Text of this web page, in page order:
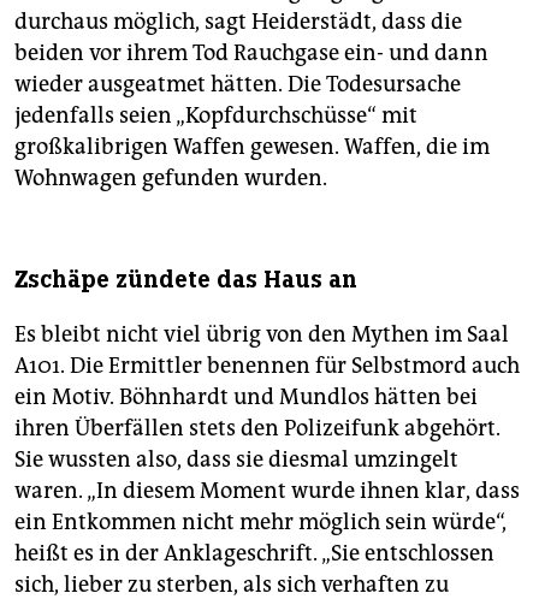
durchaus möglich, sagt Heiderstädt, dass die
beiden vor ihrem Tod Rauchgase ein- und dann
wieder ausgeatmet hätten. Die Todesursache
jedenfalls seien „Kopfdurchschüsse“ mit
großkalibrigen Waffen gewesen. Waffen, die im
Wohnwagen gefunden wurden.
Zschäpe zündete das Haus an
Es bleibt nicht viel übrig von den Mythen im Saal
A101. Die Ermittler benennen für Selbstmord auch
ein Motiv. Böhnhardt und Mundlos hätten bei
ihren Überfällen stets den Polizeifunk abgehört.
Sie wussten also, dass sie diesmal umzingelt
waren. „In diesem Moment wurde ihnen klar, dass
ein Entkommen nicht mehr möglich sein würde“,
heißt es in der Anklageschrift. „Sie entschlossen
sich, lieber zu sterben, als sich verhaften zu